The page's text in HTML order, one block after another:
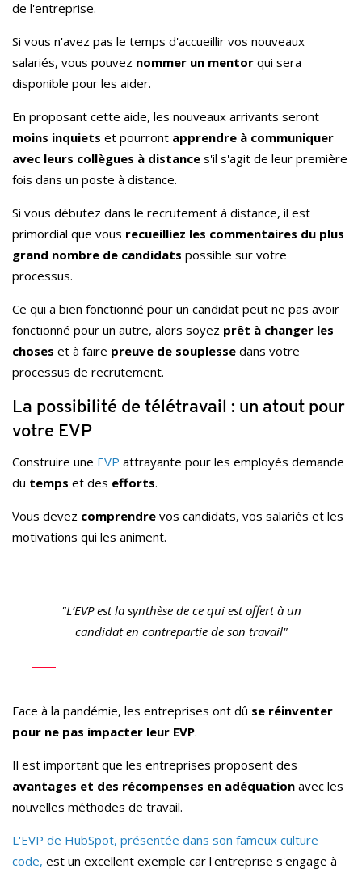
de l'entreprise.
Si vous n'avez pas le temps d'accueillir vos nouveaux
salariés, vous pouvez nommer un mentor qui sera
disponible pour les aider.
En proposant cette aide, les nouveaux arrivants seront
moins inquiets et pourront apprendre à communiquer
avec leurs collègues à distance s'il s'agit de leur première
fois dans un poste à distance.
Si vous débutez dans le recrutement à distance, il est
primordial que vous recueilliez les commentaires du plus
grand nombre de candidats possible sur votre
processus.
Ce qui a bien fonctionné pour un candidat peut ne pas avoir
fonctionné pour un autre, alors soyez prêt à changer les
choses et à faire preuve de souplesse dans votre
processus de recrutement.
La possibilité de télétravail : un atout pour
votre EVP
Construire une EVP attrayante pour les employés demande
du temps et des efforts.
Vous devez comprendre vos candidats, vos salariés et les
motivations qui les animent.
"L’EVP est la synthèse de ce qui est offert à un
candidat en contrepartie de son travail"
Face à la pandémie, les entreprises ont dû se réinventer
pour ne pas impacter leur EVP.
Il est important que les entreprises proposent des
avantages et des récompenses en adéquation avec les
nouvelles méthodes de travail.
L'EVP de HubSpot, présentée dans son fameux culture
code, est un excellent exemple car l'entreprise s'engage à